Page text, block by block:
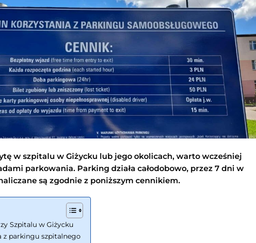
w szpitalu w Giżycku lub jego okolicach, warto wcześniej
parkowania. Parking działa całodobowo, przez 7 dni w
są zgodnie z poniższym cennikiem.
Szpitalu w Giżycku
z parkingu szpitalnego